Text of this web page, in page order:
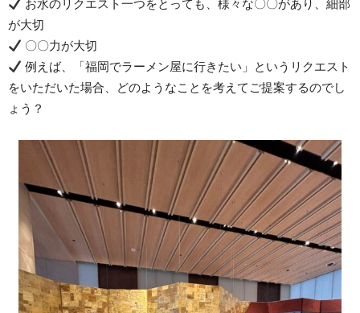
お水のリクエスト一つをとっても、様々な〇〇があり、細部
が大切
〇〇力が大切
例えば、「福岡でラーメン屋に行きたい」というリクエスト
をいただいた場合、どのようなことを考えてご提案するのでし
ょう？